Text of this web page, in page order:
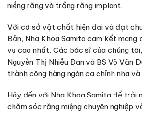
niềng răng và trồng răng implant.
Với cơ sở vật chất hiện đại và đạt
Bản, Nha Khoa Samita cam kết
vụ cao nhất. Các bác sĩ của chúng
Nguyễn Thị Nhiễu Đan và BS Võ Văn
thành công hàng ngàn ca chỉnh nha
Hãy đến với Nha Khoa Samita để trải
chăm sóc răng miệng chuyên nghiệp